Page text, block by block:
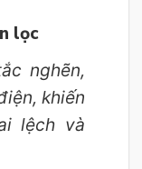
lọc
nghẽn,
khiến
lệch và